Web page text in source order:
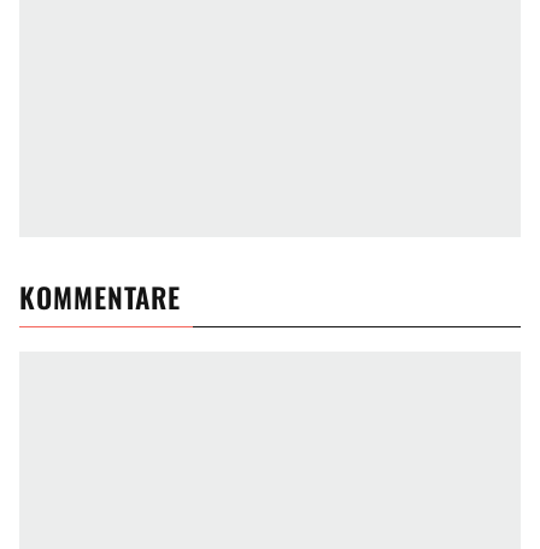
KOMMENTARE